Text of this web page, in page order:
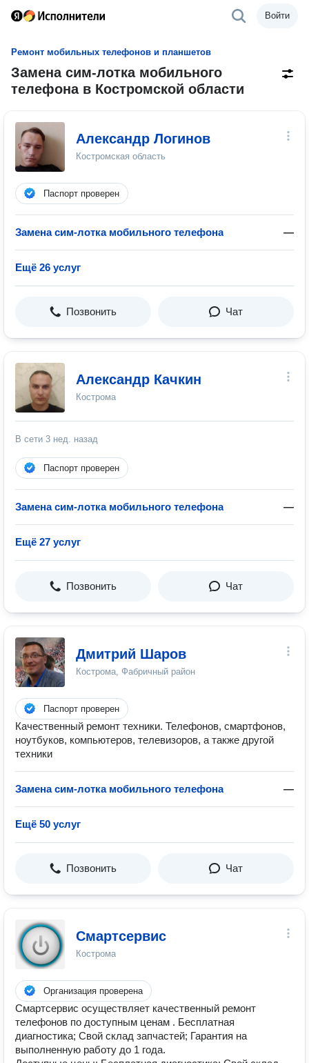
Войти
Ремонт мобильных телефонов и планшетов
Замена сим-лотка мобильного
телефона в Костромской области
Александр Логинов
Костромская область
Паспорт проверен
Замена сим-лотка мобильного телефона —
Ещё 26 услуг
Позвонить Чат
Александр Качкин
Кострома
В сети 3 нед. назад
Паспорт проверен
Замена сим-лотка мобильного телефона —
Ещё 27 услуг
Позвонить Чат
Дмитрий Шаров
Кострома, Фабричный район
Паспорт проверен
Качественный ремонт техники. Телефонов, смартфонов,
ноутбуков, компьютеров, телевизоров, а также другой
техники
Замена сим-лотка мобильного телефона —
Ещё 50 услуг
Позвонить Чат
Смартсервис
Кострома
Организация проверена
Смартсервис осуществляет качественный ремонт
телефонов по доступным ценам . Бесплатная
диагностика; Свой склад запчастей; Гарантия на
выполненную работу до 1 года.